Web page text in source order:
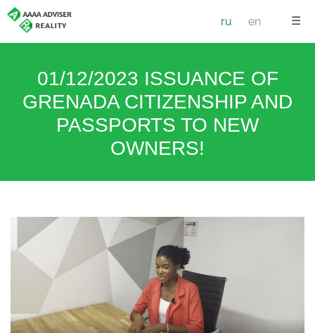
☰
ru en
01/12/2023 ISSUANCE OF
GRENADA CITIZENSHIP AND
PASSPORTS TO NEW
OWNERS!